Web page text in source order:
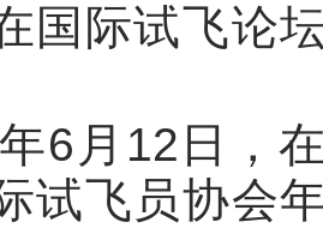
国际试飞论
月12日，在
试飞员协会